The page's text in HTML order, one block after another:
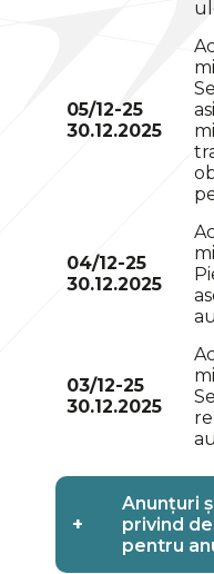
05/12-25
30.12.2025
04/12-25
30.12.2025
03/12-25
30.12.2025
+
Anunțuri
privind
pentru